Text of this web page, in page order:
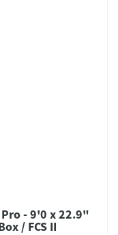
- 9'0 x 22.9"
/ FCS II